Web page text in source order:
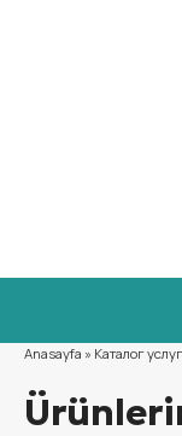
Anasayfa » Каталог услуг